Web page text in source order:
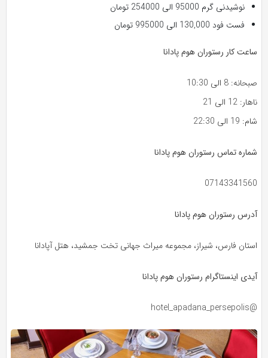
نوشیدنی گرم 95000 الی 254000 تومان
فست فود 130,000 الی 995000 تومان
ساعت کار رستوران هوم پادانا
صبحانه: 8 الی 10:30
ناهار: 12 الی 21
شام: 19 الی 22:30
شماره تماس رستوران هوم پادانا
07143341560
آدرس رستوران هوم پادانا
استان فارس، شیراز، مجموعه میراث جهانی تخت جمشید، هتل آپادانا
آیدی اینستاگرام رستوران هوم پادانا
@hotel_apadana_persepolis